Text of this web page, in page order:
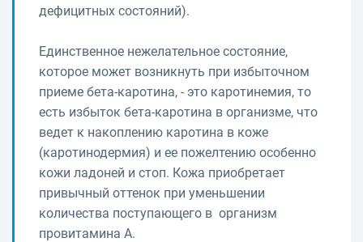
дефицитных состояний).
Единственное нежелательное состояние,
которое может возникнуть при избыточном
приеме бета-каротина, - это каротинемия, то
есть избыток бета-каротина в организме, что
ведет к накоплению каротина в коже
(каротинодермия) и ее пожелтению особенно
кожи ладоней и стоп. Кожа приобретает
привычный оттенок при уменьшении
количества поступающего в организм
провитамина А.